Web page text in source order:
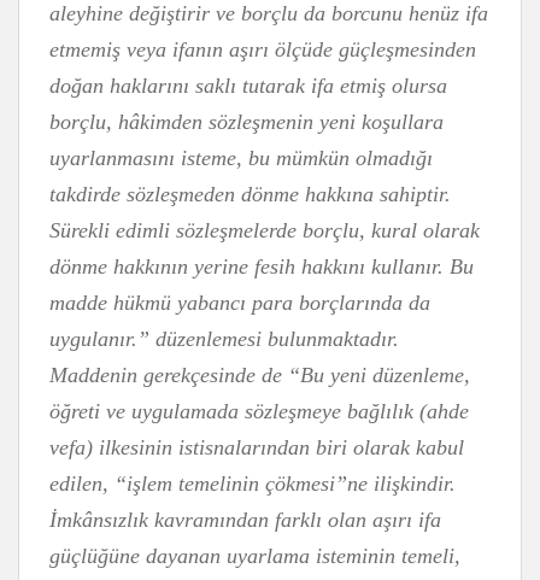
aleyhine değiştirir ve borçlu da borcunu henüz ifa
etmemiş veya ifanın aşırı ölçüde güçleşmesinden
doğan haklarını saklı tutarak ifa etmiş olursa
borçlu, hâkimden sözleşmenin yeni koşullara
uyarlanmasını isteme, bu mümkün olmadığı
takdirde sözleşmeden dönme hakkına sahiptir.
Sürekli edimli sözleşmelerde borçlu, kural olarak
dönme hakkının yerine fesih hakkını kullanır. Bu
madde hükmü yabancı para borçlarında da
uygulanır.” düzenlemesi bulunmaktadır.
Maddenin gerekçesinde de “Bu yeni düzenleme,
öğreti ve uygulamada sözleşmeye bağlılık (ahde
vefa) ilkesinin istisnalarından biri olarak kabul
edilen, “işlem temelinin çökmesi”ne ilişkindir.
İmkânsızlık kavramından farklı olan aşırı ifa
güçlüğüne dayanan uyarlama isteminin temeli,